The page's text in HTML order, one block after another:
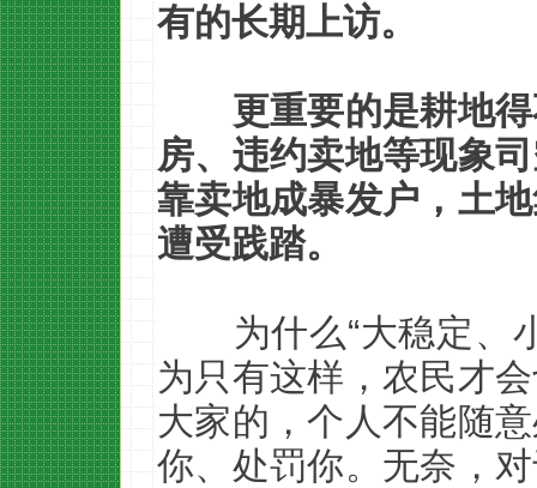
有的长期上访。
更重要的是耕地
房、违约卖地等现象
靠卖地成暴发户，土
遭受践踏。
为什么“大稳定、
为只有这样，农民才
大家的，个人不能随
你、处罚你。无奈，